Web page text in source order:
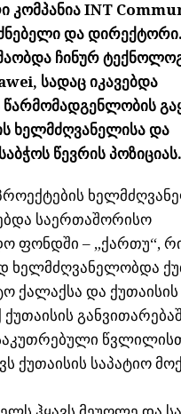
კომპანია INT
და
ჩინურ
სადაც იკავებდა
ხელმძღვანელისა და
წევრის პოზიციას.
საერთაშორისო
ფონდში – „ქართუ“,
ქალაქსა და
ქუთაისის საპატიო